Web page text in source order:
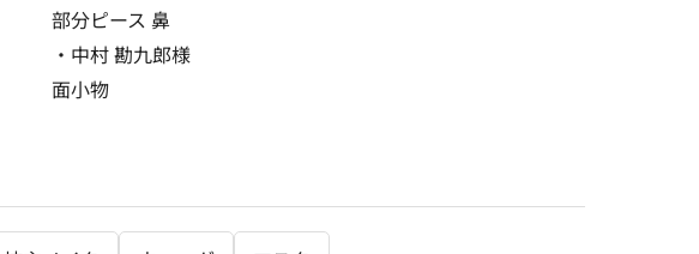
部分ピース 鼻
・中村 勘九郎様
面小物